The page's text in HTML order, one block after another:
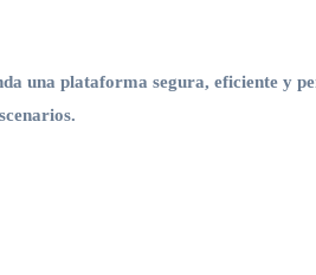
una plataforma segura, eficiente y